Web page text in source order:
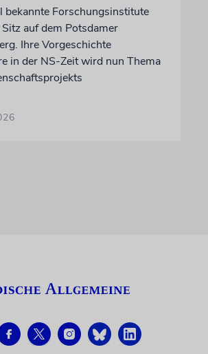
bekannte Forschungsinstitute
auf dem Potsdamer
Ihre Vorgeschichte
in der NS-Zeit wird nun Thema